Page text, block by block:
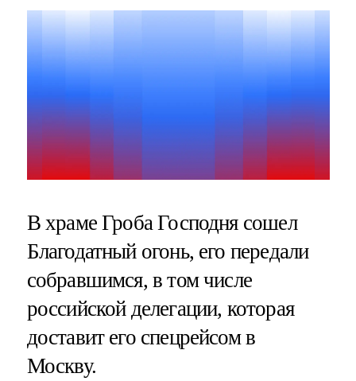
В храме Гроба Господня сошел
Благодатный огонь, его передали
собравшимся, в том числе
российской делегации, которая
доставит его спецрейсом в
Москву.